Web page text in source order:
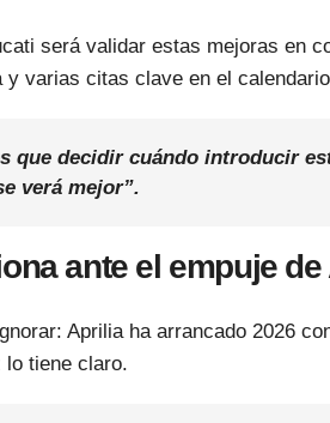
será validar estas mejoras en
y varias citas clave en el
que decidir cuándo introducir
verá mejor”.
ante el empuje
Aprilia ha arrancado 2026
lo tiene claro.